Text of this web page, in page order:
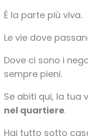
È la parte più viva.
Le vie dove
Dove ci sono i
sempre pieni.
Se abiti qui, la tua
nel quartiere.
Hai tutto sotto